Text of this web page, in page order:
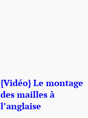
{Vidéo} Le montage
des mailles à
l’anglaise